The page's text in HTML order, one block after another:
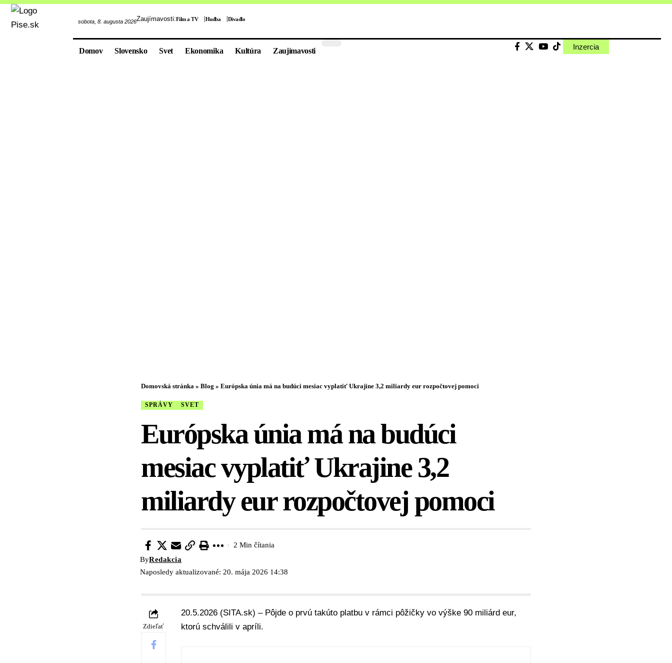
sobota, 8. augusta 2026Zaujímavosti:Film a TV Hudba Divadlo
Domov Slovensko Svet Ekonomika Kultúra Zaujímavosti Inzercia
Domovská stránka » Blog » Európska únia má na budúci mesiac vyplatiť Ukrajine 3,2 miliardy eur rozpočtovej pomoci
SPRÁVY SVET
Európska únia má na budúci
mesiac vyplatiť Ukrajine 3,2
miliardy eur rozpočtovej pomoci
Naposledy aktualizované: 20. mája 2026 14:38
ByRedakcia
2 Min čítania
Zdieľať
20.5.2026 (SITA.sk) – Pôjde o prvú takúto platbu v rámci pôžičky vo výške 90 miliárd eur,
ktorú schválili v apríli.